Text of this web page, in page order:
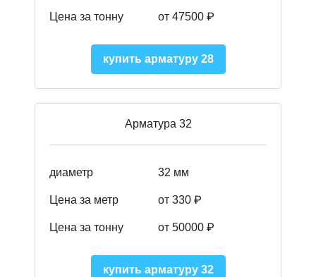
Цена за тонну от 47500 ₽
купить арматуру 28
Арматура 32
диаметр 32 мм
Цена за метр от 330 ₽
Цена за тонну от 50000 ₽
купить арматуру 32